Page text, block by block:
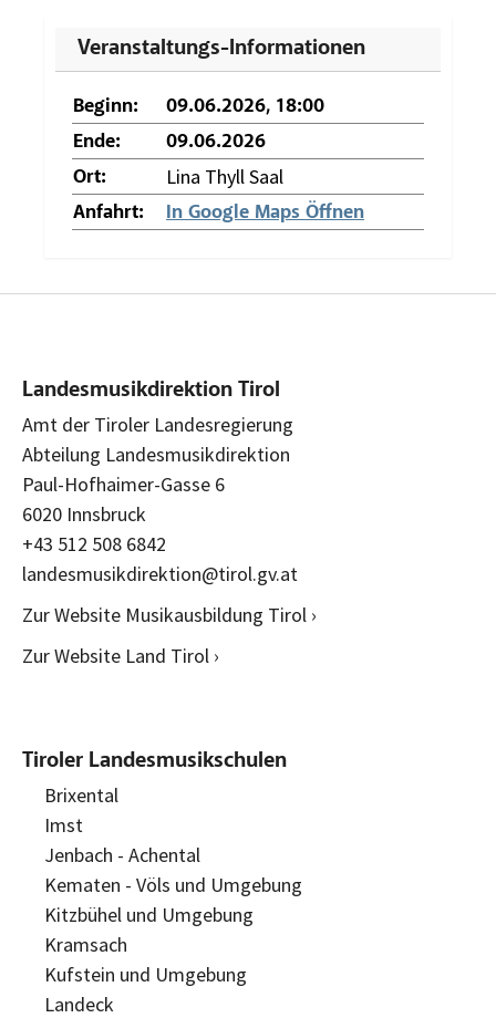
Veranstaltungs-Informationen
Beginn:
09.06.2026, 18:00
Ende:
09.06.2026
Ort:
Lina Thyll Saal
Anfahrt: In Google Maps Öffnen
Landesmusikdirektion Tirol
Amt der Tiroler Landesregierung
Abteilung Landesmusikdirektion
Paul-Hofhaimer-Gasse 6
6020 Innsbruck
+43 512 508 6842
landesmusikdirektion@tirol.gv.at
Zur Website Musikausbildung Tirol ›
Zur Website Land Tirol ›
Tiroler Landesmusikschulen
Brixental
Imst
Jenbach - Achental
Kematen - Völs und Umgebung
Kitzbühel und Umgebung
Kramsach
Kufstein und Umgebung
Landeck